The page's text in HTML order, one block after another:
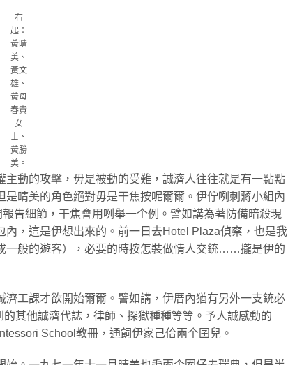
右
起：
黃晴
美、
黃文
雄、
黃母
春貴
女
士、
黃勝
美。
動的攻擊，毋是被動的受難，誠濟人往往就是有一點點
晴美的角色絕對毋是干焦按呢爾爾。伊佇咧刺蔣小組內
告細節，干焦會用咧舉一个例。譬如講為著防備暗殺現
，這是伊想出來的。前一日去Hotel Plaza偵察，也是我
一般的遊客），必要的時按怎裝做情人交銃……攏是伊的
工課才欲開始爾爾。譬如講，伊厝內猶有另外一支銃必
其他誠濟代誌，律師、探獄種種等等。予人誠感動的
School教冊，通飼伊家己佮兩个囝兒。